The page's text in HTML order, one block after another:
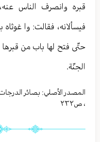
قبره وانصرف الناس
فيسألانه، فقالت: وا
حتّى فتح لها باب من
الجنّة.
المصدر الأصلي: بصائر
، ص٢٣٢